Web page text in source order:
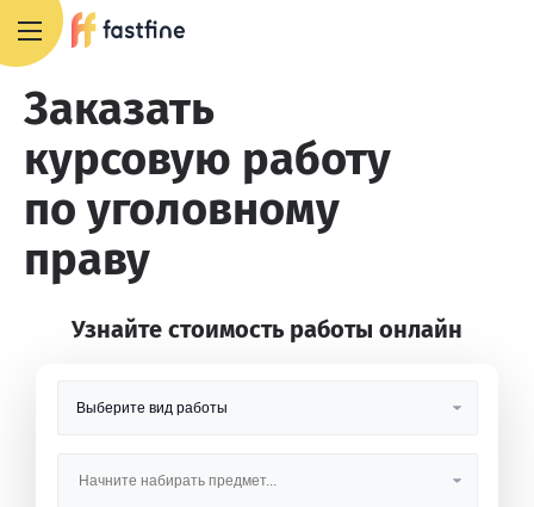
Заказать
курсовую работу
по уголовному
праву
Узнайте стоимость работы онлайн